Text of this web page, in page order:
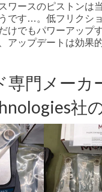
ワースのピストンは
です…。低フリクシ
けでもパワーアップ
アップデートは効果
専門メー
社